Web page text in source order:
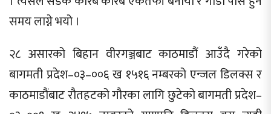
समय लाग्ने भयो ।
२८ असारको बिहान वीरगञ्जबाट काठमाडौं आउँदै गरेको
बागमती प्रदेश–०३–००६ ख १५१६ नम्बरको एन्जल डिलक्स र
काठमाडौंबाट रौतहटको गौरका लागि छुटेको बागमती प्रदेश–